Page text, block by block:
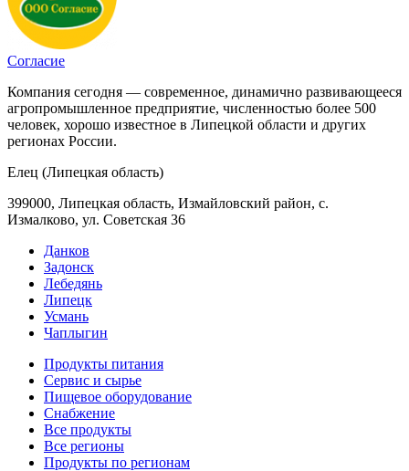
Согласие
Компания сегодня — современное, динамично развивающееся
агропромышленное предприятие, численностью более 500
человек, хорошо известное в Липецкой области и других
регионах России.
Елец (Липецкая область)
399000, Липецкая область, Измайловский район, с.
Измалково, ул. Советская 36
Данков
Задонск
Лебедянь
Липецк
Усмань
Чаплыгин
Продукты питания
Сервис и сырье
Пищевое оборудование
Снабжение
Все продукты
Все регионы
Продукты по регионам